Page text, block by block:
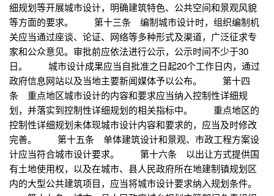
细规划等开展城市设计，明确建筑特色、公共空间和景观风貌
等方面的要求。 第十三条 编制城市设计时，组织编制机
关应当通过座谈、论证、网络等多种形式及渠道，广泛征求专
家和公众意见。审批前应依法进行公示，公示时间不少于30
日。 城市设计成果应当自批准之日起20个工作日内，通过
政府信息网站以及当地主要新闻媒体予以公布。 第十四
条 重点地区城市设计的内容和要求应当纳入控制性详细规
划，并落实到控制性详细规划的相关指标中。 重点地区的
控制性详细规划未体现城市设计内容和要求的，应当及时修改
完善。 第十五条 单体建筑设计和景观、市政工程方案设
计应当符合城市设计要求。 第十六条 以出让方式提供国
有土地使用权，以及在城市、县人民政府所在地建制镇规划区
内的大型公共建筑项目，应当将城市设计要求纳入规划条件。